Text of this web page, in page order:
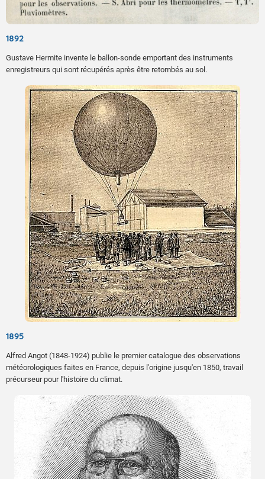
1892
Gustave Hermite invente le ballon-sonde emportant des instruments
enregistreurs qui sont récupérés après être retombés au sol.
1895
Alfred Angot (1848-1924) publie le premier catalogue des observations
météorologiques faites en France, depuis l'origine jusqu'en 1850, travail
précurseur pour l'histoire du climat.